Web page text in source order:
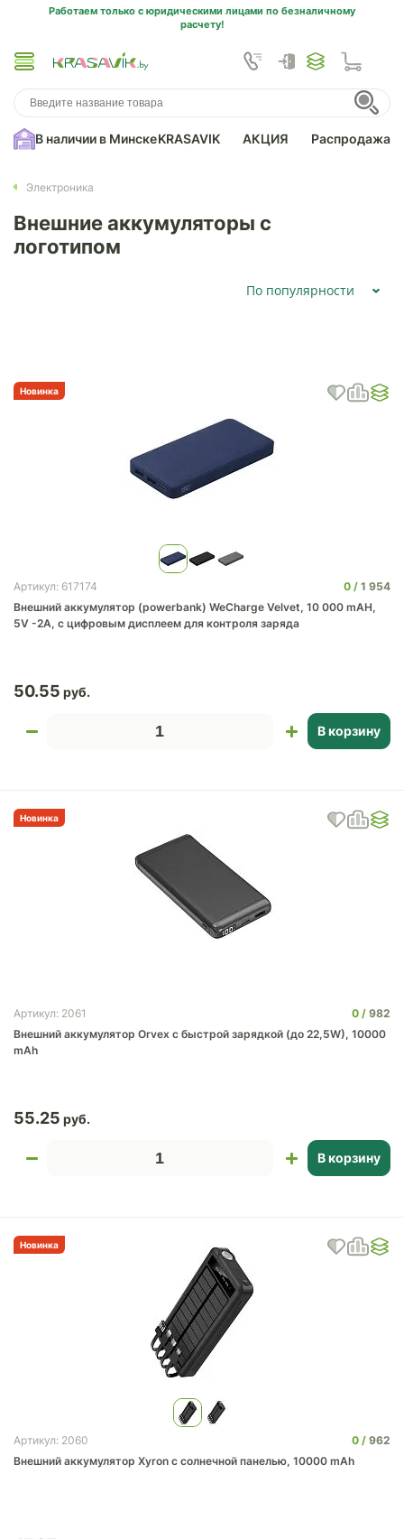
Работаем только с юридическими лицами по безналичному
расчету!
В наличии в МинскеKRASAVIK АКЦИЯ Распродажа
Электроника
Внешние аккумуляторы с
логотипом
По популярности
Новинка
Артикул: 617174 0
1 954
Внешний аккумулятор (powerbank) WeCharge Velvet, 10 000 mAH,
5V -2A, c цифровым дисплеем для контроля заряда
50.55
В корзину
Новинка
Артикул: 2061 0
982
Внешний аккумулятор Orvex c быстрой зарядкой (до 22,5W), 10000
mAh
55.25
В корзину
Новинка
Артикул: 2060 0
962
Внешний аккумулятор Xyron с солнечной панелью, 10000 mAh